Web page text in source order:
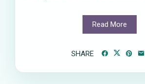
Read More
SHARE